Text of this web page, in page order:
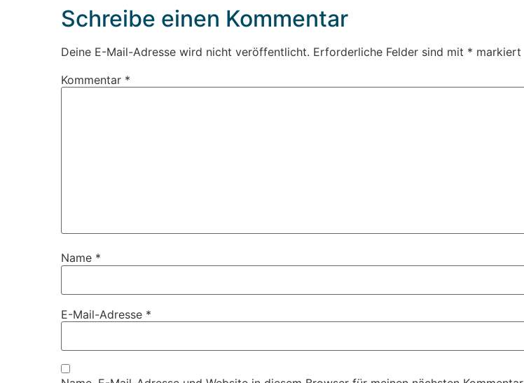
Schreibe einen Kommentar
Deine E-Mail-Adresse wird nicht veröffentlicht. Erforderliche Felder sind mit * markiert
Kommentar *
Name *
E-Mail-Adresse *